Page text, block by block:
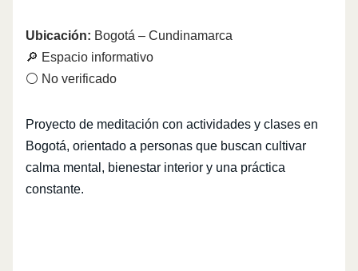
Ubicación: Bogotá – Cundinamarca
🔎 Espacio informativo
⚪ No verificado
Proyecto de meditación con actividades y clases en
Bogotá, orientado a personas que buscan cultivar
calma mental, bienestar interior y una práctica
constante.